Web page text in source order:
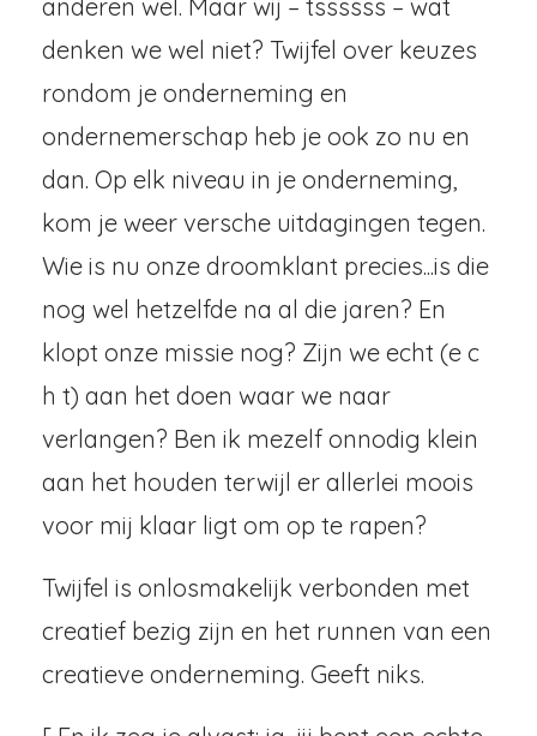
anderen wel. Maar wij – tssssss – wat
denken we wel niet? Twijfel over keuzes
rondom je onderneming en
ondernemerschap heb je ook zo nu en
dan. Op elk niveau in je onderneming,
kom je weer versche uitdagingen tegen.
Wie is nu onze droomklant precies...is die
nog wel hetzelfde na al die jaren? En
klopt onze missie nog? Zijn we echt (e c
h t) aan het doen waar we naar
verlangen? Ben ik mezelf onnodig klein
aan het houden terwijl er allerlei moois
voor mij klaar ligt om op te rapen?
Twijfel is onlosmakelijk verbonden met
creatief bezig zijn en het runnen van een
creatieve onderneming. Geeft niks.